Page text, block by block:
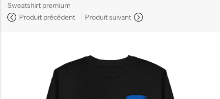
Sweatshirt premium
Produit précédent
Produit suivant
Sweats à capuche
Sweats à capuche
Robes
Patchs
Pins
Sweats à capuche
Sweats à capuche
Robes
Patchs
Pins